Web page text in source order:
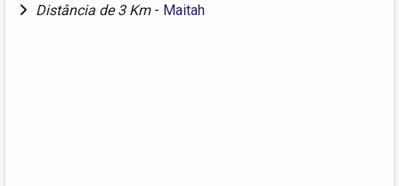
Distância de 3 Km - Maitah